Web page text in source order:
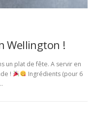
Wellington !
un plat de fête. A servir en
!
Ingrédients (pour 6